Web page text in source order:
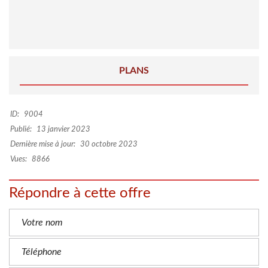
PLANS
ID:
9004
Publié:
13 janvier 2023
Dernière mise à jour:
30 octobre 2023
Vues:
8866
Répondre à cette offre